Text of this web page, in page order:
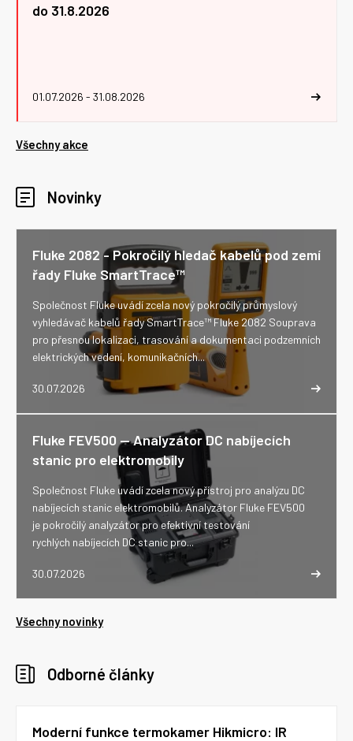
do 31.8.2026
01.07.2026 - 31.08.2026
Všechny akce
Novinky
Fluke 2082 - Pokročilý hledač kabelů pod zemí
řady Fluke SmartTrace™
30.07.2026
Společnost Fluke uvádí zcela nový pokročilý průmyslový
vyhledávač kabelů řady SmartTrace™ Fluke 2082 Souprava
pro přesnou lokalizaci, trasování a dokumentaci podzemních
elektrických vedení, komunikačních...
Fluke FEV500 -- Analyzátor DC nabíjecích
stanic pro elektromobily
30.07.2026
Společnost Fluke uvádí zcela nový přístroj pro analýzu DC
nabíjecích stanic elektromobilů. Analyzátor Fluke FEV500
je pokročilý analyzátor pro efektivní testování
rychlých nabíjecích DC stanic pro...
Všechny novinky
Odborné články
Moderní funkce termokamer Hikmicro: IR